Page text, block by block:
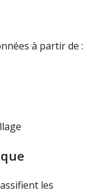
à partir de :
les